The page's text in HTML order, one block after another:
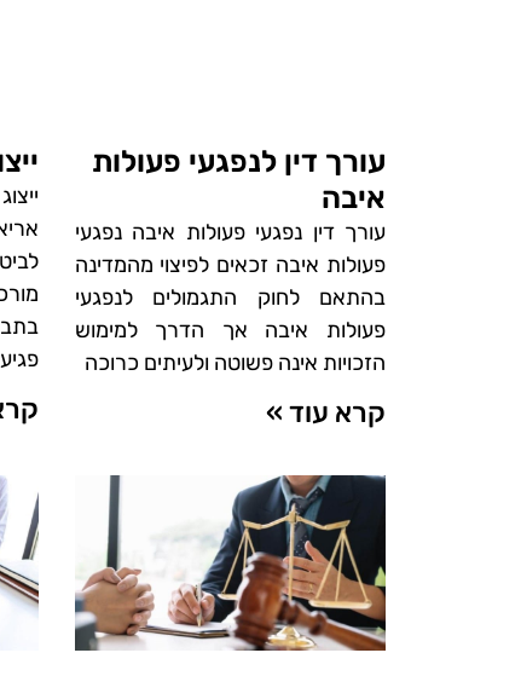
עורך דין לנפגעי פעולות
איבה
עורך דין נפגעי פעולות איבה נפגעי
פעולות איבה זכאים לפיצוי מהמדינה
בהתאם לחוק התגמולים לנפגעי
פעולות איבה אך הדרך למימוש
הזכויות אינה פשוטה ולעיתים כרוכה
קרא עוד »